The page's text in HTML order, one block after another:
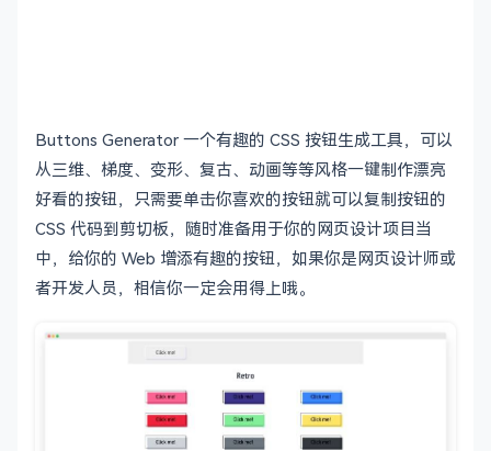
Buttons Generator 一个有趣的 CSS 按钮生成工具，可以
从三维、梯度、变形、复古、动画等等风格一键制作漂亮
好看的按钮，只需要单击你喜欢的按钮就可以复制按钮的
CSS 代码到剪切板，随时准备用于你的网页设计项目当
中，给你的 Web 增添有趣的按钮，如果你是网页设计师或
者开发人员，相信你一定会用得上哦。